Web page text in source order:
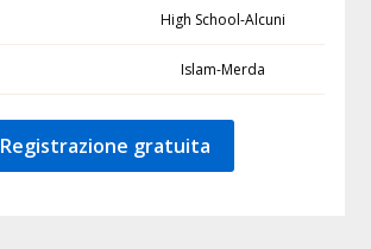
High School-Alcuni
Islam-Merda
Registrazione gratuita